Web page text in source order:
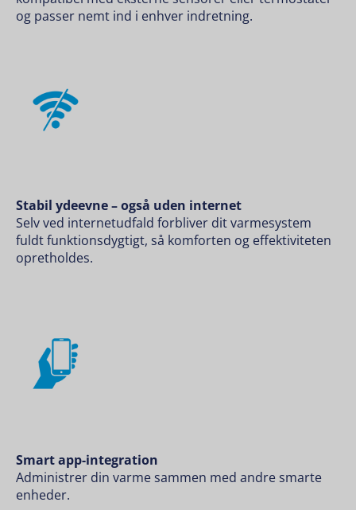
og passer nemt ind i enhver indretning.
Stabil ydeevne – også uden internet
Selv ved internetudfald forbliver dit varmesystem
fuldt funktionsdygtigt, så komforten og effektiviteten
opretholdes.
Smart app-integration
Administrer din varme sammen med andre smarte
enheder.